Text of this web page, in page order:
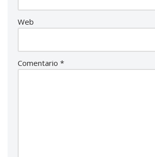
Web
Comentario *